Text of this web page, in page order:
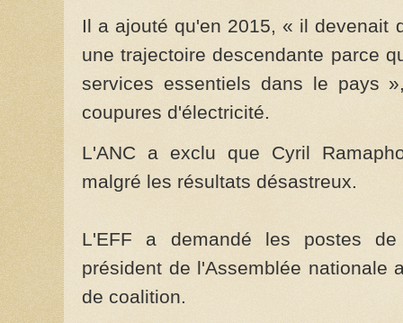
Il a ajouté qu'en 2015, « il devenait
une trajectoire descendante parce
services essentiels dans le pays
coupures d'électricité.
L'ANC a exclu que Cyril
malgré les résultats désastreux.
L'EFF a demandé les postes
président de l'Assemblée nationale
de coalition.